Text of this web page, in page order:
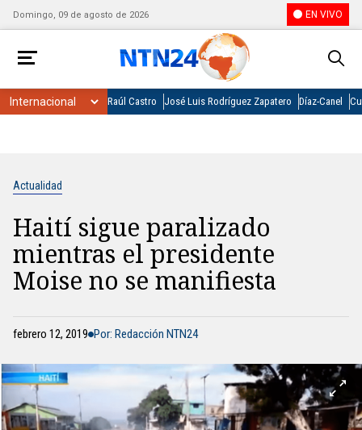
Domingo, 09 de agosto de 2026 EN VIVO
Raúl Castro José Luis Rodríguez Zapatero Díaz-Canel
Actualidad
Haití sigue paralizado
mientras el presidente
Moise no se manifiesta
febrero 12, 2019 Por: Redacción NTN24